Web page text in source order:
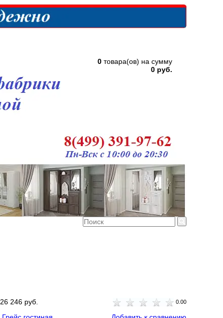
0 товара(ов) на сумму
0 руб.
26 246 руб. 0.00